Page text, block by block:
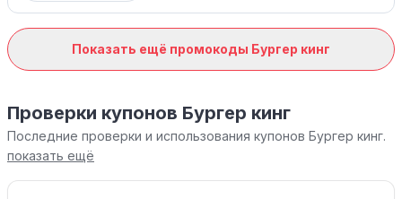
Показать ещё промокоды Бургер кинг
Проверки купонов Бургер кинг
Последние проверки и использования купонов Бургер кинг.
показать ещё